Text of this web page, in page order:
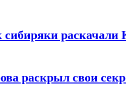
раскачали
раскрыл свои